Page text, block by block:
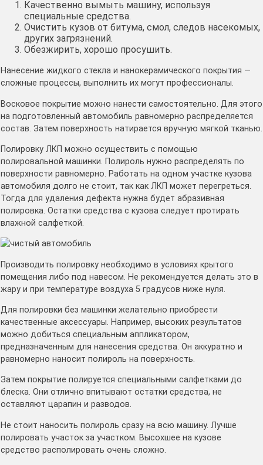
Качественно вымыть машину, используя
специальные средства.
Очистить кузов от битума, смол, следов насекомых,
других загрязнений.
Обезжирить, хорошо просушить.
Нанесение жидкого стекла и нанокерамического покрытия —
сложные процессы, выполнить их могут профессионалы.
Восковое покрытие можно нанести самостоятельно. Для этого
на подготовленный автомобиль равномерно распределяется
состав. Затем поверхность натирается вручную мягкой тканью.
Полировку ЛКП можно осуществить с помощью
полировальной машинки. Полироль нужно распределять по
поверхности равномерно. Работать на одном участке кузова
автомобиля долго не стоит, так как ЛКП может перегреться.
Тогда для удаления дефекта нужна будет абразивная
полировка. Остатки средства с кузова следует протирать
влажной салфеткой.
Производить полировку необходимо в условиях крытого
помещения либо под навесом. Не рекомендуется делать это в
жару и при температуре воздуха 5 градусов ниже нуля.
Для полировки без машинки желательно приобрести
качественные аксессуары. Например, высоких результатов
можно добиться специальным аппликатором,
предназначенным для нанесения средства. Он аккуратно и
равномерно наносит полироль на поверхность.
Затем покрытие полируется специальными салфетками до
блеска. Они отлично впитывают остатки средства, не
оставляют царапин и разводов.
Не стоит наносить полироль сразу на всю машину. Лучше
полировать участок за участком. Высохшее на кузове
средство располировать очень сложно.